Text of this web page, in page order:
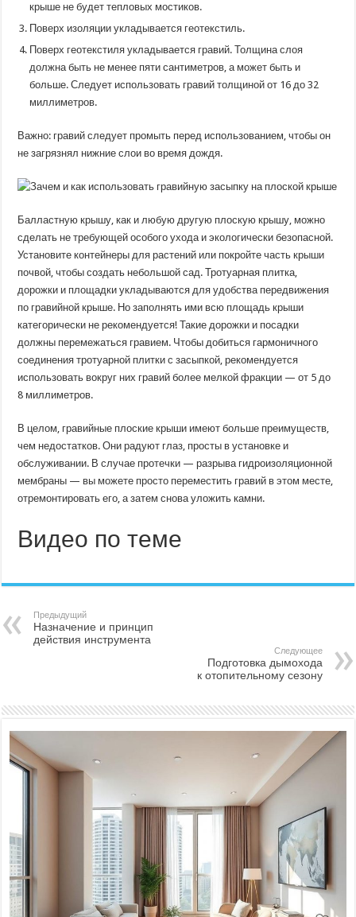
крыше не будет тепловых мостиков.
Поверх изоляции укладывается геотекстиль.
Поверх геотекстиля укладывается гравий. Толщина слоя
должна быть не менее пяти сантиметров, а может быть и
больше. Следует использовать гравий толщиной от 16 до 32
миллиметров.
Важно: гравий следует промыть перед использованием, чтобы он
не загрязнял нижние слои во время дождя.
Балластную крышу, как и любую другую плоскую крышу, можно
сделать не требующей особого ухода и экологически безопасной.
Установите контейнеры для растений или покройте часть крыши
почвой, чтобы создать небольшой сад. Тротуарная плитка,
дорожки и площадки укладываются для удобства передвижения
по гравийной крыше. Но заполнять ими всю площадь крыши
категорически не рекомендуется! Такие дорожки и посадки
должны перемежаться гравием. Чтобы добиться гармоничного
соединения тротуарной плитки с засыпкой, рекомендуется
использовать вокруг них гравий более мелкой фракции — от 5 до
8 миллиметров.
В целом, гравийные плоские крыши имеют больше преимуществ,
чем недостатков. Они радуют глаз, просты в установке и
обслуживании. В случае протечки — разрыва гидроизоляционной
мембраны — вы можете просто переместить гравий в этом месте,
отремонтировать его, а затем снова уложить камни.
Видео по теме
Предыдущий
Назначение и принцип
действия инструмента
Следующее
Подготовка дымохода
к отопительному сезону